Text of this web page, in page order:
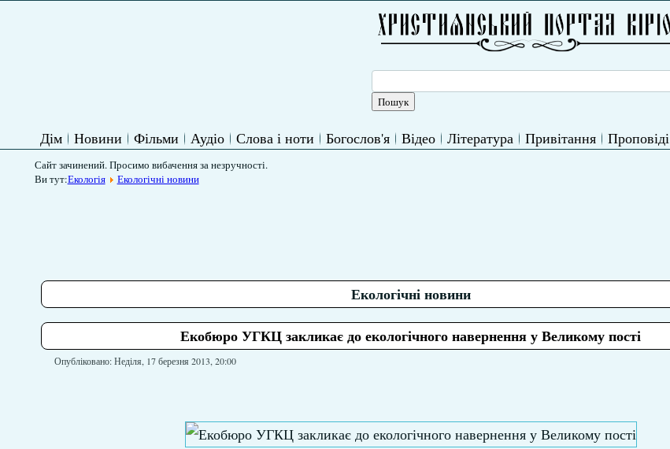
Дім Новини Фільми Аудіо Слова і ноти Богослов'я Відео Література Привітання Проповіді
Сайт зачинений. Просимо вибачення за незручності.
Ви тут:Екологія Екологічні новини
Екологічні новини
Екобюро УГКЦ закликає до екологічного навернення у Великому пості
Опубліковано: Неділя, 17 березня 2013, 20:00